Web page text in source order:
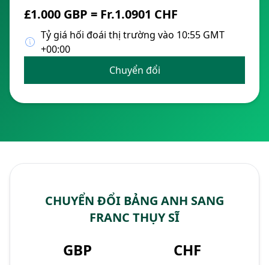
£1.000 GBP = Fr.1.0901 CHF
Tỷ giá hối đoái thị trường vào 10:55 GMT
+00:00
Chuyển đổi
CHUYỂN ĐỔI BẢNG ANH SANG
FRANC THỤY SĨ
GBP CHF